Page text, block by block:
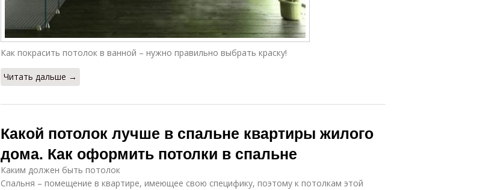
Как покрасить потолок в ванной – нужно правильно выбрать краску!
Читать дальше →
Какой потолок лучше в спальне квартиры жилого
дома. Как оформить потолки в спальне
Каким должен быть потолок
Спальня – помещение в квартире, имеющее свою специфику, поэтому к потолкам этой